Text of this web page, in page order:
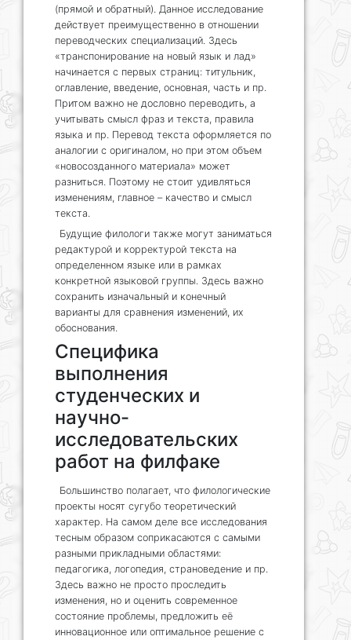
(прямой и обратный). Данное исследование
действует преимущественно в отношении
переводческих специализаций. Здесь
«транспонирование на новый язык и лад»
начинается с первых страниц: титульник,
оглавление, введение, основная, часть и пр.
Притом важно не дословно переводить, а
учитывать смысл фраз и текста, правила
языка и пр. Перевод текста оформляется по
аналогии с оригиналом, но при этом объем
«новосозданного материала» может
разниться. Поэтому не стоит удивляться
изменениям, главное – качество и смысл
текста.
Будущие филологи также могут заниматься
редактурой и корректурой текста на
определенном языке или в рамках
конкретной языковой группы. Здесь важно
сохранить изначальный и конечный
варианты для сравнения изменений, их
обоснования.
Специфика
выполнения
студенческих и
научно-
исследовательских
работ на филфаке
Большинство полагает, что филологические
проекты носят сугубо теоретический
характер. На самом деле все исследования
тесным образом соприкасаются с самыми
разными прикладными областями:
педагогика, логопедия, страноведение и пр.
Здесь важно не просто проследить
изменения, но и оценить современное
состояние проблемы, предложить её
инновационное или оптимальное решение с